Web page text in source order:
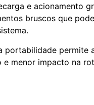
e acionamento
bruscos que
portabilidade permite
e menor impacto na